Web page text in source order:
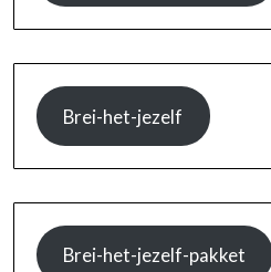
Brei-het-jezelf
Brei-het-jezelf-pakket